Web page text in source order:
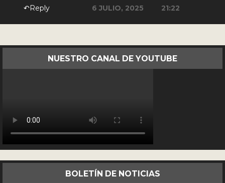
↶Reply 6 JULIO, 2025 21:22
NUESTRO CANAL DE YOUTUBE
BOLETÍN DE NOTICIAS